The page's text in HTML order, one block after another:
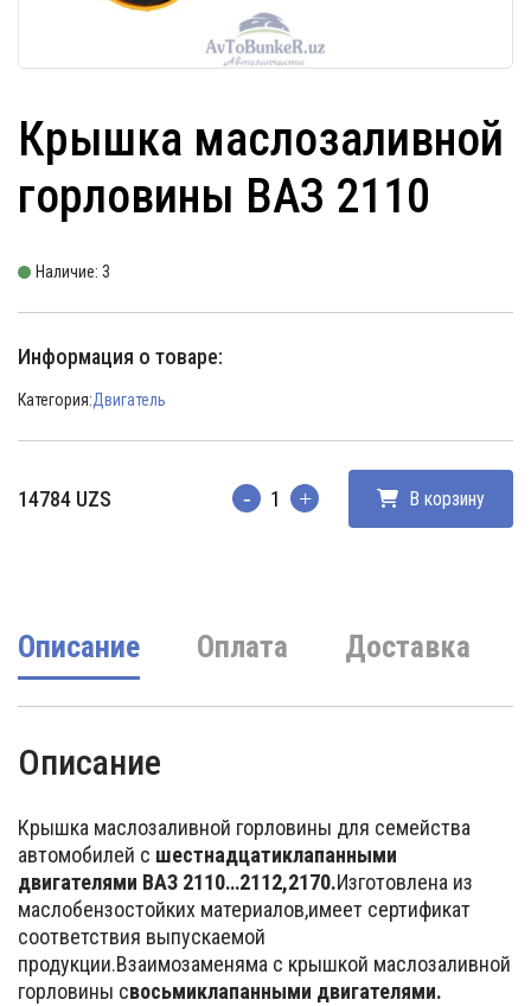
Крышка маслозаливной
горловины ВАЗ 2110
Наличие: 3
Информация о товаре:
Категория:Двигатель
14784 UZS Количество В корзину
Описание Оплата Доставка
Описание
Крышка маслозаливной горловины для семейства
автомобилей с шестнадцатиклапанными
двигателями ВАЗ 2110…2112,2170.Изготовлена из
маслобензостойких материалов,имеет сертификат
соответствия выпускаемой
продукции.Взаимозаменяма с крышкой маслозаливной
горловины свосьмиклапанными двигателями.